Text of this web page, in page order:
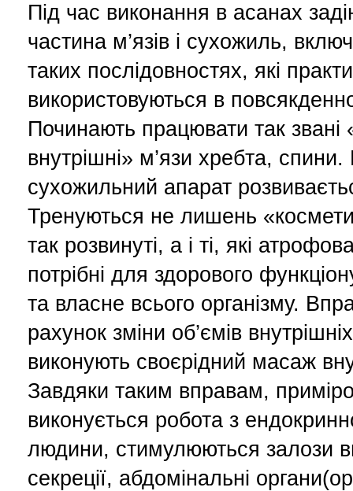
Під час виконання в асанах
частина м’язів і сухожиль,
таких послідовностях, які
використовуються в
Починають працювати так звані
внутрішні» м’язи хребта,
сухожильний апарат
Тренуються не лишень
так розвинуті, а і ті, які
потрібні для здорового
та власне всього організму.
рахунок зміни об’ємів
виконують своєрідний масаж
Завдяки таким вправам,
виконується робота з
людини, стимулюються залози
секреції, абдомінальні